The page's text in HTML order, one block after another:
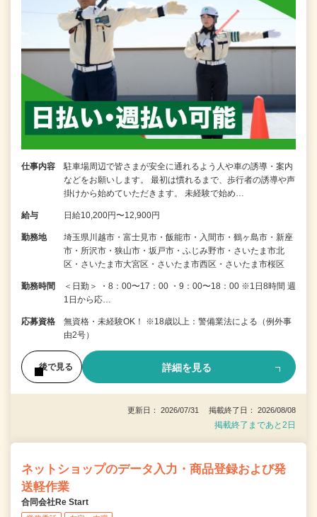
仕事内容
駐車場周辺で皆さまが安全に通れるよう人や車の誘導・案内
などをお願いします。 最初は慣れるまで、歩行者の誘導や声
掛けから始めていただきます。 未経験で始め…
給与 日給10,200円〜12,900円
勤務地
埼玉県川越市・富士見市・飯能市・入間市・鶴ヶ島市・新座
市・所沢市・狭山市・坂戸市・ふじみ野市・さいたま市北
区・さいたま市大宮区・さいたま市西区・さいたま市桜区
勤務時間
＜日勤＞ ・8：00〜17：00 ・9：00〜18：00 ※1日8時間 週
1日から応…
応募資格
無資格・未経験OK！ ※18歳以上：警備業法による（例外事
由2号）
後で見る 詳細を見る
更新日： 2026/07/31 掲載終了日： 2026/08/08
掲載終了まであと2日
ネットショップのデータ入力・商品登録および発
送軽作業
合同会社Re Start